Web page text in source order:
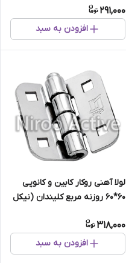
291,000
افزودن به سبد
لولا آهنی روکار کابین و کانوپی
۶۰*۶۰ روزنه مربع کلیندان (نیکل
318,000
افزودن به سبد